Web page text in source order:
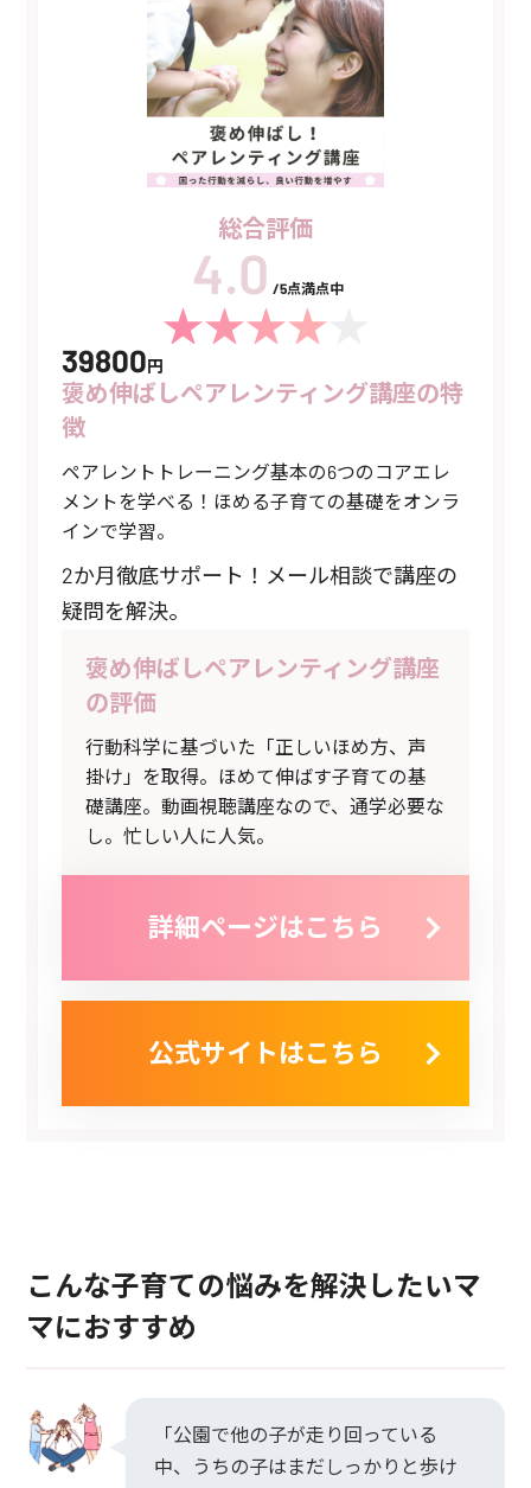
総合評価
/5点満点中
39800円
褒め伸ばしペアレンティング講座の特
徴
ペアレントトレーニング基本の6つのコアエレ
メントを学べる！ほめる子育ての基礎をオンラ
インで学習。
2か月徹底サポート！メール相談で講座の
疑問を解決。
褒め伸ばしペアレンティング講座
の評価
行動科学に基づいた「正しいほめ方、声
掛け」を取得。ほめて伸ばす子育ての基
礎講座。動画視聴講座なので、通学必要な
し。忙しい人に人気。
詳細ページはこちら
公式サイトはこちら
こんな子育ての悩みを解決したいマ
マにおすすめ
「公園で他の子が走り回っている
中、うちの子はまだしっかりと歩け